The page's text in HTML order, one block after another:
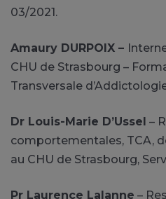
03/2021.
Amaury DURPOIX –
CHU de Strasbourg –
Transversale
Dr Louis-Marie D’Ussel –
comportementales, TCA,
au CHU de Strasbourg,
Pr Laurence Lalanne –